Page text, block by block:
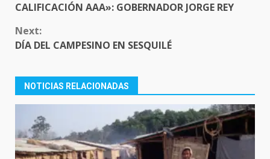
CALIFICACIÓN AAA»: GOBERNADOR JORGE REY
Next:
DÍA DEL CAMPESINO EN SESQUILÉ
NOTICIAS RELACIONADAS